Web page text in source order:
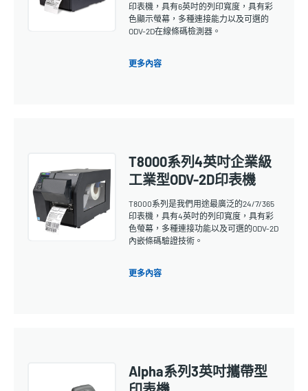
印表機，具有6英吋的列印寬度，具有彩
色顯示螢幕，多種連接能力以及可選的
ODV-2D在線條碼檢測器。
更多內容
T8000系列4英吋企業級
工業型ODV-2D印表機
T8000系列是我們用途最廣泛的24/7/365
印表機，具有4英吋的列印寬度，具有彩
色螢幕，多種連接功能以及可選的ODV-2D
內嵌條碼驗證技術。
更多內容
Alpha系列3英吋攜帶型